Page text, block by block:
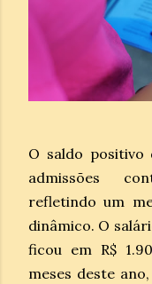
O saldo positivo
admissões
refletindo um
dinâmico. O
ficou em R$
meses deste